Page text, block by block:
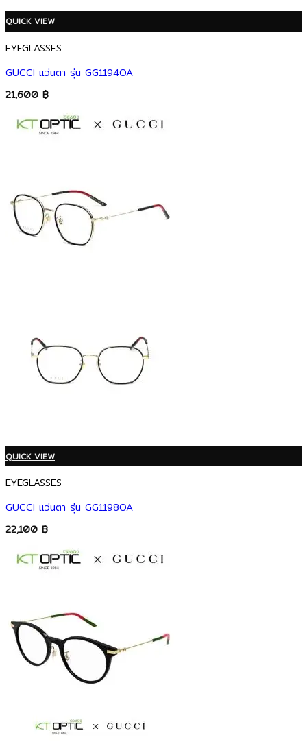
QUICK VIEW
EYEGLASSES
GUCCI แว่นตา รุ่น GG1194OA
21,600 ฿
QUICK VIEW
EYEGLASSES
GUCCI แว่นตา รุ่น GG1198OA
22,100 ฿